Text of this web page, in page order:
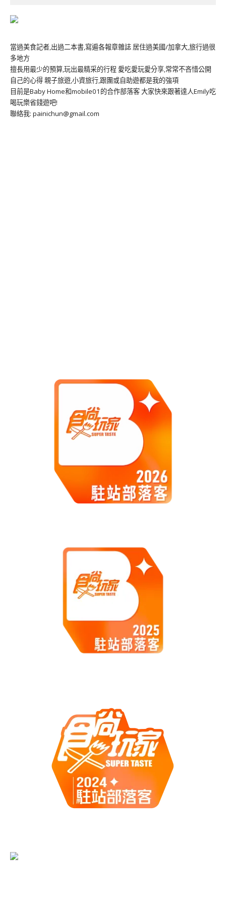
當過美食記者,出過二本書,寫遍各報章雜誌 居住過美國/加拿大,旅行過很
多地方
擅長用最少的預算,玩出最精采的行程 愛吃愛玩愛分享,常常不吝惜公開
自己的心得 親子旅遊,小資旅行,跟團或自助遊都是我的強項
目前是Baby Home和mobile01的合作部落客 大家快來跟著達人Emily吃
喝玩樂省錢遊吧!
聯絡我: painichun@gmail.com